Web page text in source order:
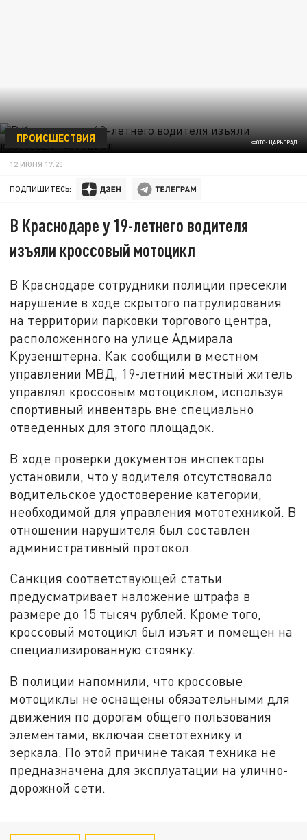
ФОТО: ЦАРЬГРАД
ПРОИСШЕСТВИЯ
12 ИЮНЯ 17:20
ПОДПИШИТЕСЬ:
В Краснодаре у 19-летнего водителя
изъяли кроссовый мотоцикл
В Краснодаре сотрудники полиции пресекли
нарушение в ходе скрытого патрулирования
на территории парковки торгового центра,
расположенного на улице Адмирала
Крузенштерна. Как сообщили в местном
управлении МВД, 19-летний местный житель
управлял кроссовым мотоциклом, используя
спортивный инвентарь вне специально
отведенных для этого площадок.
В ходе проверки документов инспекторы
установили, что у водителя отсутствовало
водительское удостоверение категории,
необходимой для управления мототехникой. В
отношении нарушителя был составлен
административный протокол.
Санкция соответствующей статьи
предусматривает наложение штрафа в
размере до 15 тысяч рублей. Кроме того,
кроссовый мотоцикл был изъят и помещен на
специализированную стоянку.
В полиции напомнили, что кроссовые
мотоциклы не оснащены обязательными для
движения по дорогам общего пользования
элементами, включая светотехнику и
зеркала. По этой причине такая техника не
предназначена для эксплуатации на улично-
дорожной сети.